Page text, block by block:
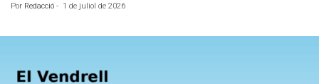
Por Redacció - 1 de juliol de 2026